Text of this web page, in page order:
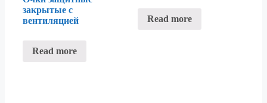
закрытые с
вентиляцией
Read more
Read more